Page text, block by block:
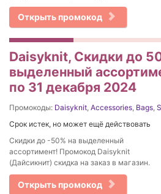
Открыть промокод
Daisyknit, Скидки до
выделенный
по 31 декабря 2024
Промокоды: Daisyknit, Accessories, Bags,
Срок истек, но может ещё действовать
Скидки до -50% на выделенный
ассортимент! Промокод Daisyknit
(Дайсикнит) скидка на заказ в магазин.
Открыть промокод